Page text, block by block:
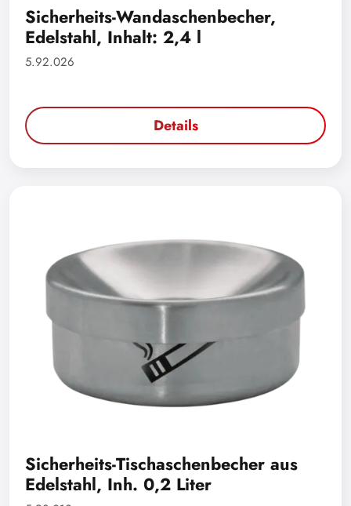
Sicherheits-Wandaschenbecher,
Edelstahl, Inhalt: 2,4 l
5.92.026
Details
Sicherheits-Tischaschenbecher aus
Edelstahl, Inh. 0,2 Liter